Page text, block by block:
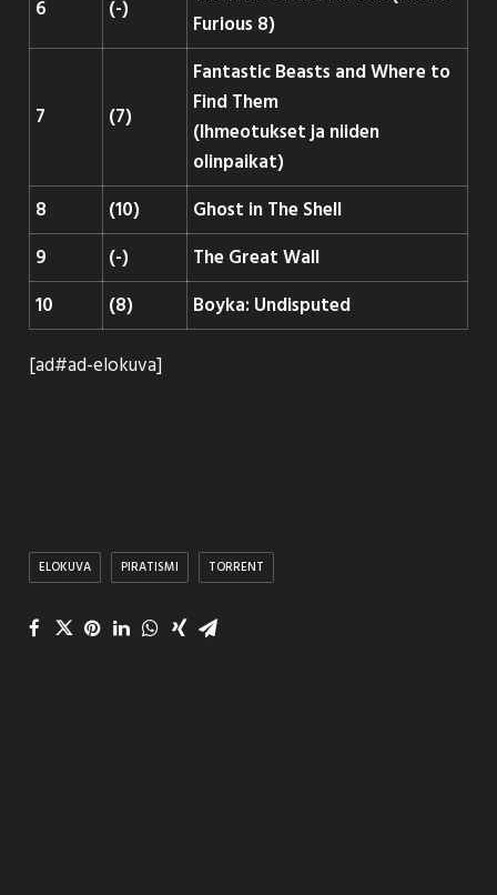
6 (-)
Furious 8)
7 (7)
Fantastic Beasts and Where to
Find Them
(Ihmeotukset ja niiden
olinpaikat)
8
(10)
Ghost in The Shell
9
(-)
The Great Wall
10
(8)
Boyka: Undisputed
[ad#ad-elokuva]
ELOKUVA PIRATISMI TORRENT